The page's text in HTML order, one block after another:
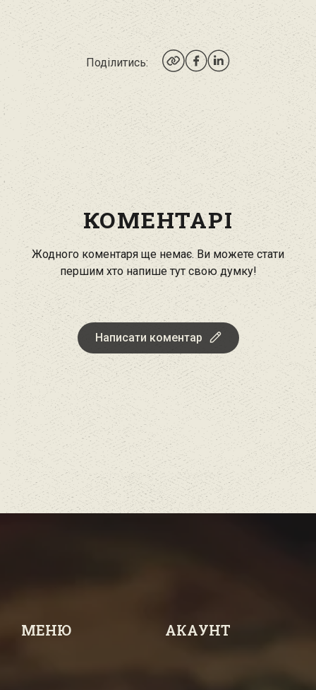
Поділитись:
КОМЕНТАРІ
Жодного коментаря ще немає. Ви можете стати
першим хто напише тут свою думку!
Написати коментар
МЕНЮ АКАУНТ